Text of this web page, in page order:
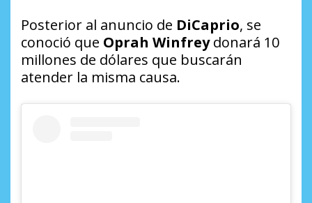
Posterior al anuncio de DiCaprio, se
conoció que Oprah Winfreydonará 10
millones de dólares que buscarán
atender la misma causa.